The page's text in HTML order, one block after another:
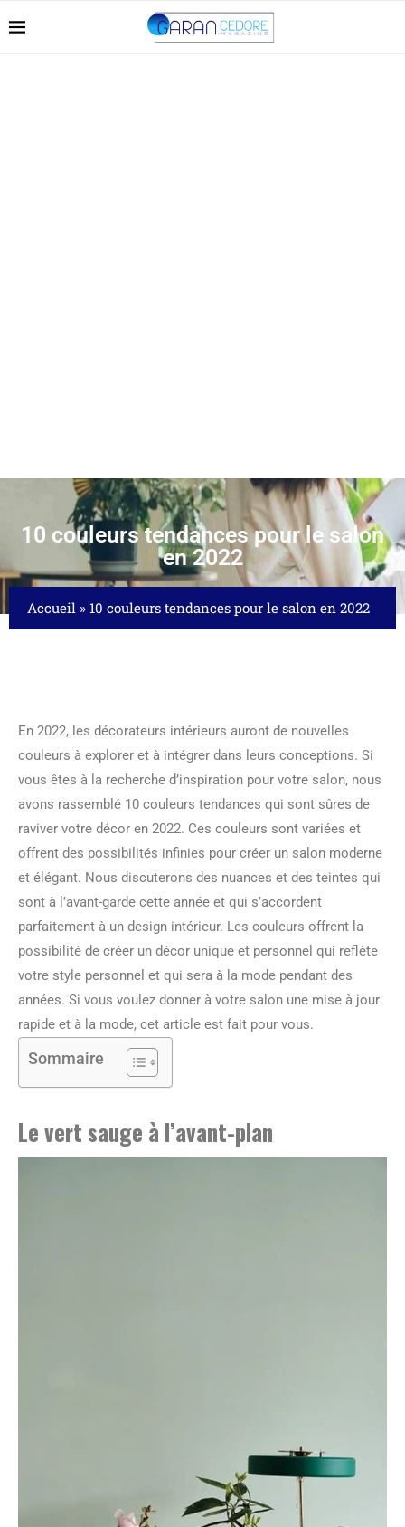
10 couleurs tendances pour le salon
en 2022
Accueil » 10 couleurs tendances pour le salon en 2022
En 2022, les décorateurs intérieurs auront de nouvelles
couleurs à explorer et à intégrer dans leurs conceptions. Si
vous êtes à la recherche d’inspiration pour votre salon, nous
avons rassemblé 10 couleurs tendances qui sont sûres de
raviver votre décor en 2022. Ces couleurs sont variées et
offrent des possibilités infinies pour créer un salon moderne
et élégant. Nous discuterons des nuances et des teintes qui
sont à l’avant-garde cette année et qui s’accordent
parfaitement à un design intérieur. Les couleurs offrent la
possibilité de créer un décor unique et personnel qui reflète
votre style personnel et qui sera à la mode pendant des
années. Si vous voulez donner à votre salon une mise à jour
rapide et à la mode, cet article est fait pour vous.
Sommaire
Le vert sauge à l’avant-plan